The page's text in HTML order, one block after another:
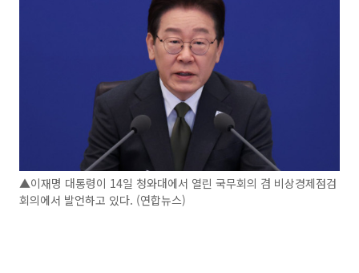
▲이재명 대통령이 14일 청와대에서 열린 국무회의 겸 비상경제점검
회의에서 발언하고 있다. (연합뉴스)